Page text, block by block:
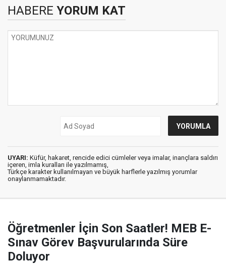
HABERE YORUM KAT
UYARI: Küfür, hakaret, rencide edici cümleler veya imalar, inançlara saldırı
içeren, imla kuralları ile yazılmamış,
Türkçe karakter kullanılmayan ve büyük harflerle yazılmış yorumlar
onaylanmamaktadır.
Öğretmenler İçin Son Saatler! MEB E-
Sınav Görev Başvurularında Süre
Doluyor